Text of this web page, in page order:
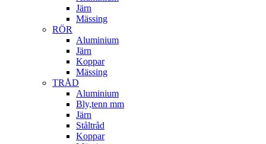
Järn
Mässing
RÖR
Aluminium
Järn
Koppar
Mässing
TRÅD
Aluminium
Bly,tenn mm
Järn
Ståltråd
Koppar